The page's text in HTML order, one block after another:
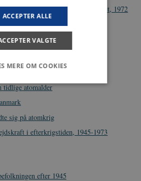
pamflet fra Fremskridtspartiet, 1972
1957
partiprogram 1961
tidlige atomalder
sig på atomkrig
i efterkrigstiden, 1945-1973
efter 1945
ACCEPTER ALLE
VALGTE
MERE OM COOKIES
Statistiske
Uklassificerede
hjælper med at gøre
kan ikke fungerer uden disse